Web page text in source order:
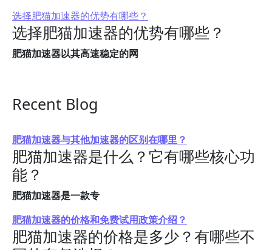
选择肥猫加速器的优势有哪些？
选择肥猫加速器的优势有哪些？
肥猫加速器以其高速稳定的网
Recent Blog
肥猫加速器与其他加速器的区别在哪里？
肥猫加速器是什么？它有哪些核心功
能？
肥猫加速器是一款专
肥猫加速器的价格和免费试用政策介绍？
肥猫加速器的价格是多少？有哪些不